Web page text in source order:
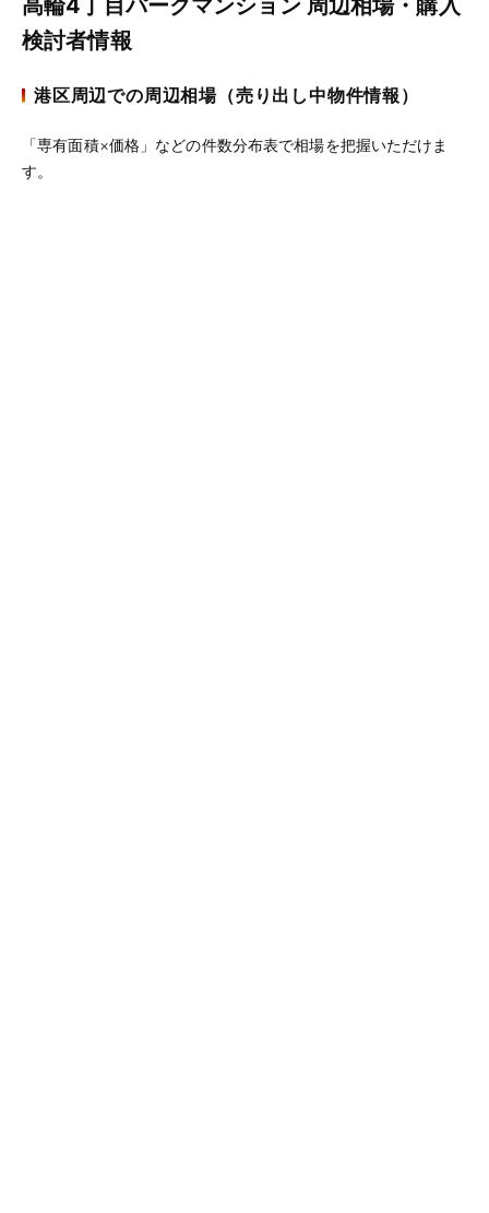
高輪4丁目パークマンション 周辺相場・購入
検討者情報
港区周辺での周辺相場（売り出し中物件情報）
「専有面積×価格」などの件数分布表で相場を把握いただけま
す。